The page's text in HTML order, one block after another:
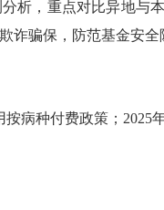
析，重点对比异地
诈骗保，防范基金安全
病种付费政策；2025